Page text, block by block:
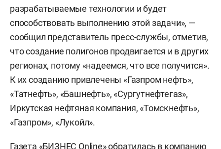
разрабатываемые технологии и будет
способствовать выполнению этой задачи», —
сообщил представитель пресс-службы, отметив,
что создание полигонов продвигается и в других
регионах, потому «надеемся, что все получится».
К их созданию привлечены «Газпром нефть»,
«Татнефть», «Башнефть», «Сургутнефтегаз»,
Иркутская нефтяная компания, «Томскнефть»,
«Газпром», «Лукойл».
Газета «БИЗНЕС Online» обратилась в компанию